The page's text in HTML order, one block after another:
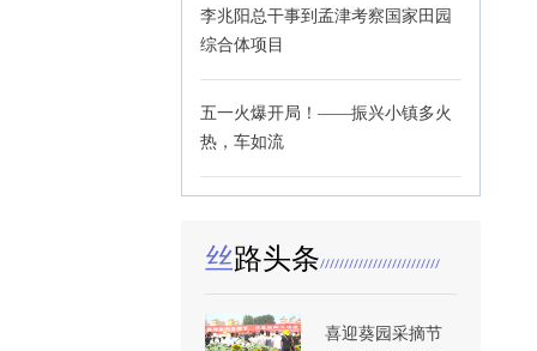
李兆阳总干事到孟津考察国家田园
综合体项目
五一火爆开局！——振兴小镇多火
热，车如流
丝路头条
喜迎葵园采摘节